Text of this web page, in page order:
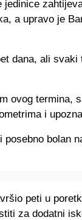
jedinice
a upravo je
dana, ali
ovog termina,
i
posebno bolan
peti u
za dodatni